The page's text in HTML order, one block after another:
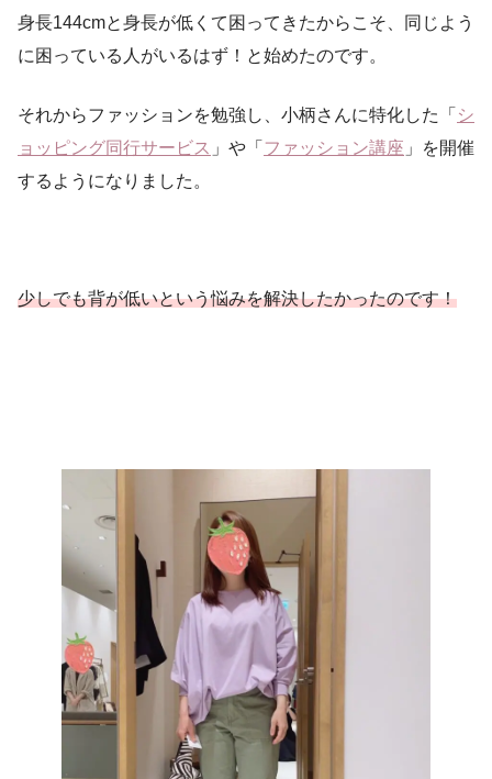
身長144cmと身長が低くて困ってきたからこそ、同じよう
に困っている人がいるはず！と始めたのです。
それからファッションを勉強し、小柄さんに特化した「 シ
ョッピング同行サービス 」や「 ファッション講座 」を開催
するようになりました。
少しでも背が低いという悩みを解決したかったのです！